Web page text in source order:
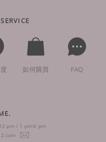
pm / 1 pm-6 pm
如何購買 FAQ